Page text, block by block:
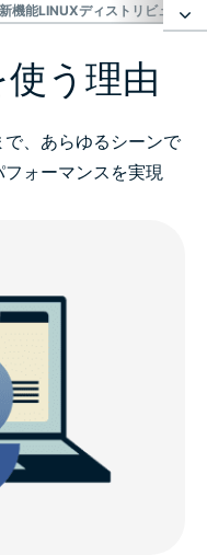
機能LINUXディストリビューシ
法
状況
能
う理由
、あらゆるシーンで
ォーマンスを実現